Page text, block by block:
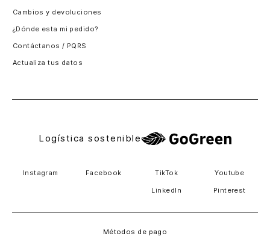
Cambios y devoluciones
¿Dónde esta mi pedido?
Contáctanos / PQRS
Actualiza tus datos
Logística sostenible
Instagram Facebook TikTok Youtube
LinkedIn Pinterest
Métodos de pago